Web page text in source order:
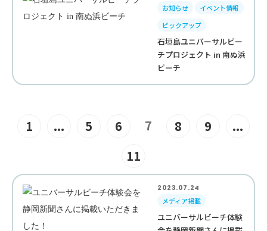
お知らせ
イベント情報
ピックアップ
石垣島ユニバーサルビー
チプロジェクト in 南ぬ浜
ビーチ
1 ... 5 6 7 8 9
...
11
2023.07.24
メディア掲載
ユニバーサルビーチ体験